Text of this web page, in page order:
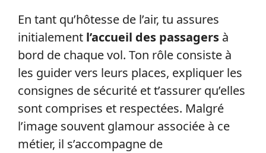
En tant qu’hôtesse de l’air, tu assures
initialement l’accueil des passagers à
bord de chaque vol. Ton rôle consiste à
les guider vers leurs places, expliquer les
consignes de sécurité et t’assurer qu’elles
sont comprises et respectées. Malgré
l’image souvent glamour associée à ce
métier, il s’accompagne de